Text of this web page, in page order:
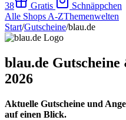
38
Gratis
Schnäppchen
Alle Shops A-ZThemenwelten
Start/Gutscheine/blau.de
blau.de
2026
Aktuelle Gutscheine und
auf einen Blick.